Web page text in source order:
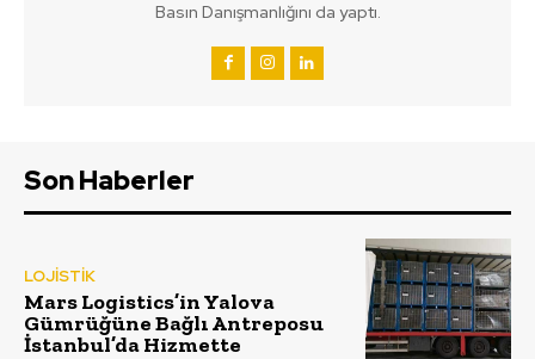
Basın Danışmanlığını da yaptı.
Son Haberler
LOJİSTİK
Mars Logistics’in Yalova
Gümrüğüne Bağlı Antreposu
İstanbul’da Hizmette